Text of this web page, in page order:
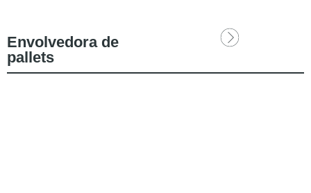
Envolvedora de
pallets